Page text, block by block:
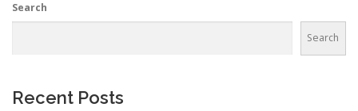
Search
Search
Recent Posts